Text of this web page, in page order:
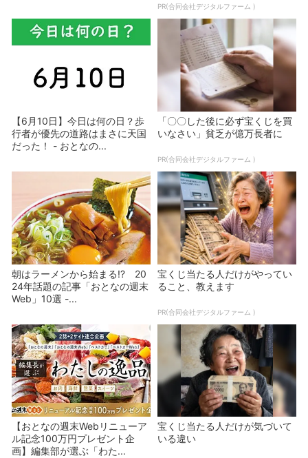
PR(合同会社デジタルファーム )
【6月10日】今日は何の日？歩
行者が優先の道路はまさに天国
だった！ - おとなの...
「〇〇した後に必ず宝くじを買
いなさい」貧乏が億万長者に
PR(合同会社デジタルファーム )
朝はラーメンから始まる!? 20
24年話題の記事「おとなの週末
Web」10選 -...
宝くじ当たる人だけがやってい
ること、教えます
PR(合同会社デジタルファーム )
【おとなの週末Webリニューア
ル記念100万円プレゼント企
画】編集部が選ぶ「わた...
宝くじ当たる人だけが気づいて
いる違い